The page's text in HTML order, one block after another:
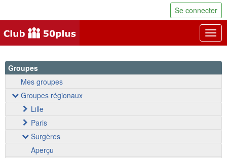
Se connecter
Groupes
Mes groupes
Groupes régionaux
Lille
Paris
Surgères
Aperçu